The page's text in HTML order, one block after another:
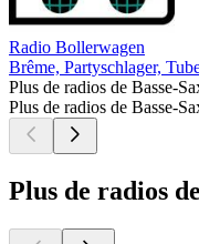
Radio Bollerwagen
Brême, Partyschlager,
Plus de radios de Basse-
Plus de radios de Basse-
Plus de radios